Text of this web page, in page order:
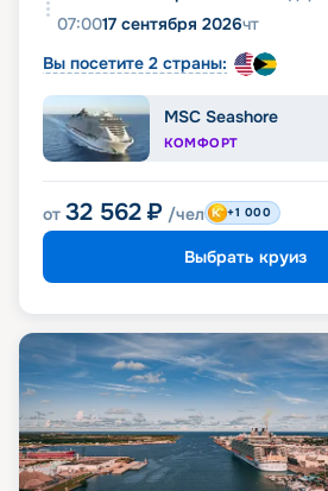
07:0017 сентября 2026чт
Вы посетите 2 страны:
MSC Seashore
КОМФОРТ
от 32 562 ₽ /чел +1 000
Выбрать круиз